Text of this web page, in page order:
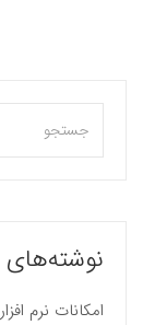
نوشته‌های
امکانات نرم